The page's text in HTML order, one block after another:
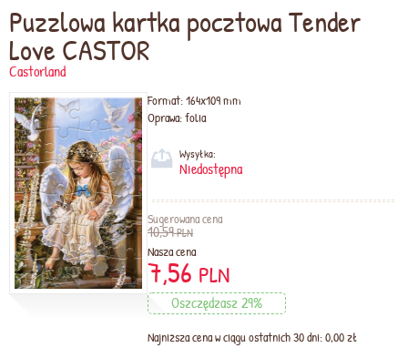
Puzzlowa kartka pocztowa Tender
Love CASTOR
Castorland
Format:164x109 mm
Oprawa:folia
Wysyłka:
Niedostępna
Sugerowana cena
10,59PLN
Nasza cena
7,56 PLN
Oszczędzasz 29%
Najniższa cena w ciągu ostatnich 30 dni: 0,00 zł